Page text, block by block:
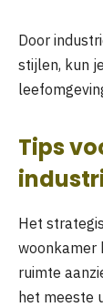
Door
stijlen, kun
Tips
Het
woonkamer
ruimte
het meeste